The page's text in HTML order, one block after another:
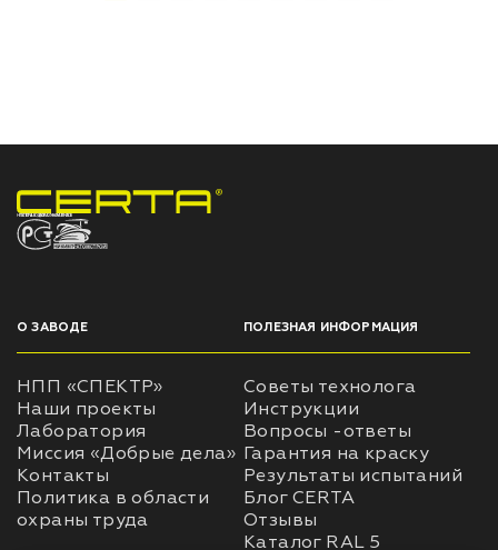
НПП «СПЕКТР» ЗАВОД ЛАКОКРАСОЧНЫХ МАТЕРИАЛОВ
О ЗАВОДЕ
НПП «СПЕКТР»
Наши проекты
Лаборатория
Миссия «Добрые дела»
Контакты
Политика в области
ПОЛЕЗНАЯ ИНФОРМАЦИЯ
Советы технолога
Инструкции
Вопросы -ответы
Гарантия на краску
Результаты испытаний
Блог CERTA
Отзывы
Каталог RAL 5